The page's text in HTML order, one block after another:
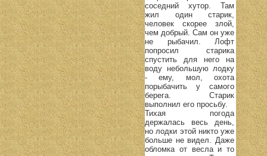
соседний хутор. Там
жил один старик,
человек скорее злой,
чем добрый. Сам он уже
не рыбачил. Лофт
попросил старика
спустить для него на
воду небольшую лодку
- ему, мол, охота
порыбачить у самого
берега. Старик
выполнил его просьбу.
Тихая погода
держалась весь день,
но лодки этой никто уже
больше не видел. Даже
обломка от весла и то